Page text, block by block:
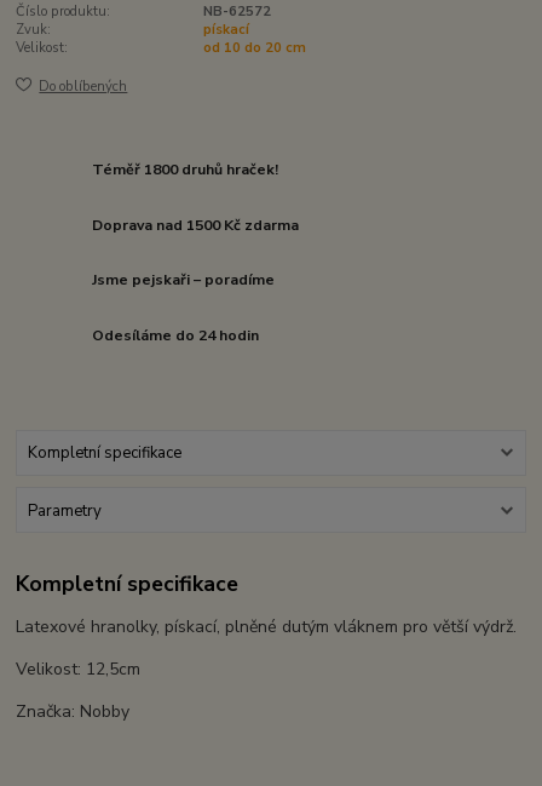
Číslo produktu:
NB-62572
Zvuk:
pískací
Velikost:
od 10 do 20 cm
Do oblíbených
Téměř 1800 druhů hraček!
Doprava nad 1500 Kč zdarma
Jsme pejskaři – poradíme
Odesíláme do 24 hodin
Kompletní specifikace
Parametry
Kompletní specifikace
Latexové hranolky, pískací, plněné dutým vláknem pro větší výdrž.
Velikost: 12,5cm
Značka: Nobby